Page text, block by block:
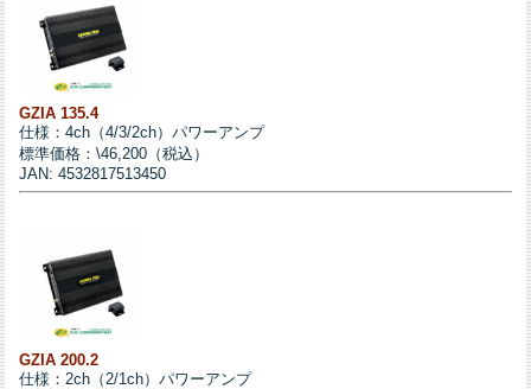
GZIA 135.4
仕様：4ch（4/3/2ch）パワーアンプ
標準価格：\46,200（税込）
JAN: 4532817513450
GZIA 200.2
仕様：2ch（2/1ch）パワーアンプ